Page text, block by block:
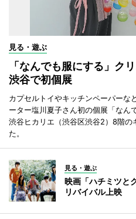
見る・遊ぶ
「なんでも服にする」ク
渋谷で初個展
カプセルトイやキッチンペーパーな
ーター塩川夏子さん初の個展「なん
渋谷ヒカリエ（渋谷区渋谷2）8階の
た。
見る・遊ぶ
映画「ハチミツと
リバイバル上映